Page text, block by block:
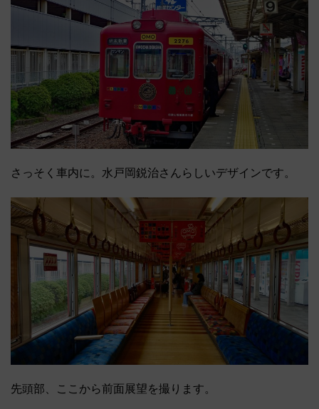
さっそく車内に。水戸岡鋭治さんらしいデザインです。
先頭部、ここから前面展望を撮ります。